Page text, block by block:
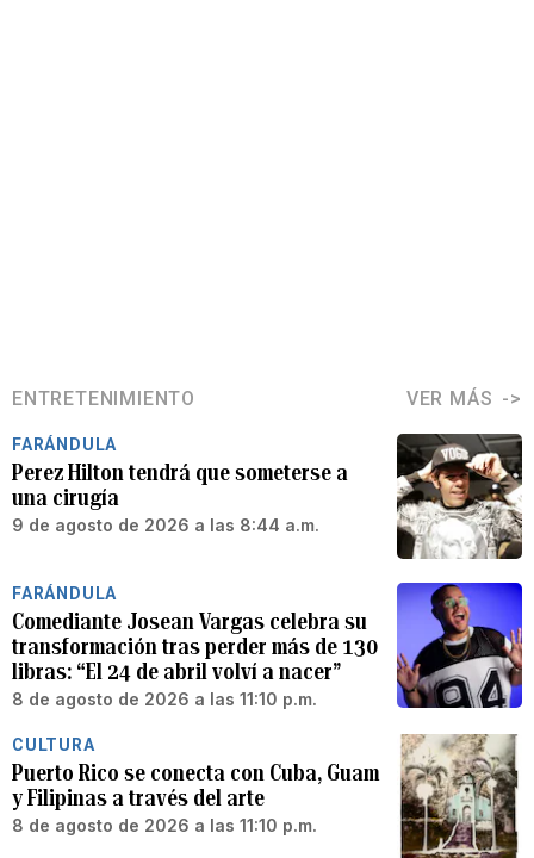
ENTRETENIMIENTO VER MÁS
FARÁNDULA
Perez Hilton tendrá que someterse a
una cirugía
9 de agosto de 2026 a las 8:44 a.m.
FARÁNDULA
Comediante Josean Vargas celebra su
transformación tras perder más de 130
libras: “El 24 de abril volví a nacer”
8 de agosto de 2026 a las 11:10 p.m.
CULTURA
Puerto Rico se conecta con Cuba, Guam
y Filipinas a través del arte
8 de agosto de 2026 a las 11:10 p.m.